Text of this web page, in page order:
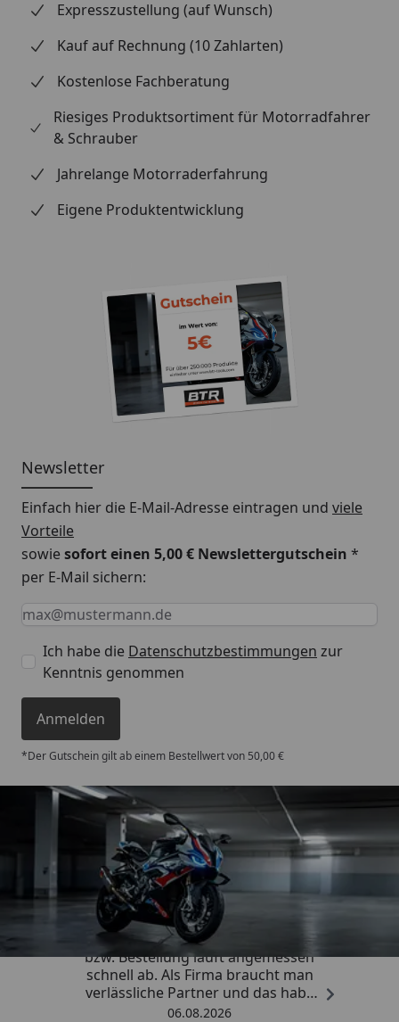
Expresszustellung (auf Wunsch)
Kauf auf Rechnung (10 Zahlarten)
Kostenlose Fachberatung
Riesiges Produktsortiment für Motorradfahrer
& Schrauber
Jahrelange Motorraderfahrung
Eigene Produktentwicklung
Newsletter
Einfach hier die E-Mail-Adresse eintragen und viele
Vorteile
sowiesofort einen 5,00 € Newslettergutschein *
per E-Mail sichern:
Keine Eingabe erforderlich
Eingabe erforderlich
E-Mail *
Ich habe die Datenschutzbestimmungen zur
Kenntnis genommen
Anmelden
*Der Gutschein gilt ab einem Bestellwert von 50,00 €
Trusted Shops
4,85/ 5
„Die Abwicklung eines Auftrages
bzw. Bestellung läuft angemessen
schnell ab. Als Firma braucht man
verlässliche Partner und das habe
ich hier gefunden.“
06.08.2026